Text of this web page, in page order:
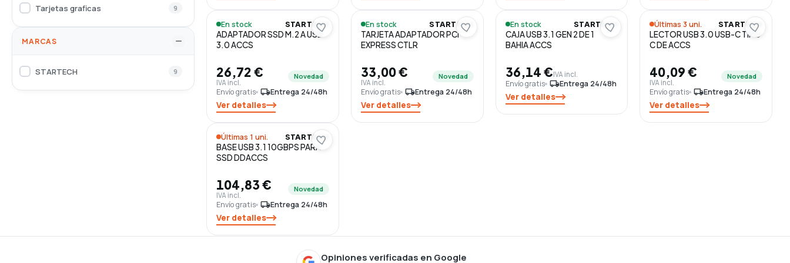
Tarjetas graficas 9
MARCAS
STARTECH 9
En stock STARTECH
ADAPTADOR SSD M.2 A USB
3.0 ACCS
26,72 €
IVA incl.
Novedad
Envío gratis local_shippingEntrega 24/48h
Ver detalles
En stock STARTECH
TARJETA ADAPTADOR PCI
EXPRESS CTLR
33,00 €
IVA incl.
Novedad
Envío gratis local_shippingEntrega 24/48h
Ver detalles
En stock STARTECH
CAJA USB 3.1 GEN 2 DE 1
BAHIA ACCS
36,14 €IVA incl.
Envío gratis local_shippingEntrega 24/48h
Ver detalles
Últimas 3 uni. STARTECH
LECTOR USB 3.0 USB-C TIPO
C DE ACCS
40,09 €
IVA incl.
Novedad
Envío gratis local_shippingEntrega 24/48h
Ver detalles
Últimas 1 uni. STARTECH
BASE USB 3.1 10GBPS PARA
SSD DDACCS
104,83 €
IVA incl.
Novedad
Envío gratis local_shippingEntrega 24/48h
Ver detalles
Opiniones verificadas en Google